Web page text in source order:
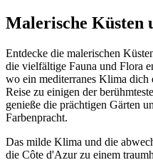
Malerische Küsten
Entdecke die malerischen
die vielfältige Fauna und Flora
wo ein mediterranes Klima dich
Reise zu einigen der
genieße die prächtigen Gärten
Farbenpracht.
Das milde Klima und die
die Côte d'Azur zu einem